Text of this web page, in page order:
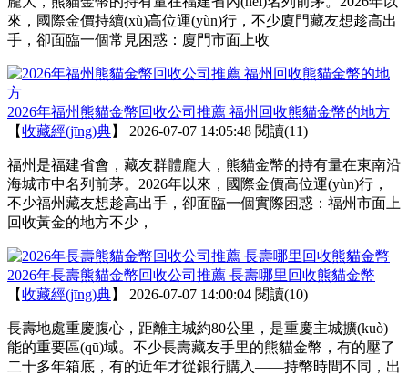
來，國際金價持續(xù)高位運(yùn)行，不少廈門藏友想趁高出
手，卻面臨一個常見困惑：廈門市面上收
2026年福州熊貓金幣回收公司推薦 福州回收熊貓金幣的地方
【收藏經(jīng)典】 2026-07-07 14:05:48 閱讀(11)
福州是福建省會，藏友群體龐大，熊貓金幣的持有量在東南沿
海城市中名列前茅。2026年以來，國際金價高位運(yùn)行，
不少福州藏友想趁高出手，卻面臨一個實際困惑：福州市面上
回收黃金的地方不少，
2026年長壽熊貓金幣回收公司推薦 長壽哪里回收熊貓金幣
【收藏經(jīng)典】 2026-07-07 14:00:04 閱讀(10)
長壽地處重慶腹心，距離主城約80公里，是重慶主城擴(kuò)
能的重要區(qū)域。不少長壽藏友手里的熊貓金幣，有的壓了
二十多年箱底，有的近年才從銀行購入——持幣時間不同，出